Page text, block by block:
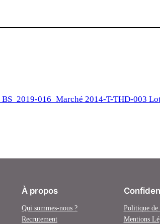
BS_2019-016_Marché 2014-T-THD-003
À propos
Qui sommes-nous ?
Recrutement
Politique
Mentions